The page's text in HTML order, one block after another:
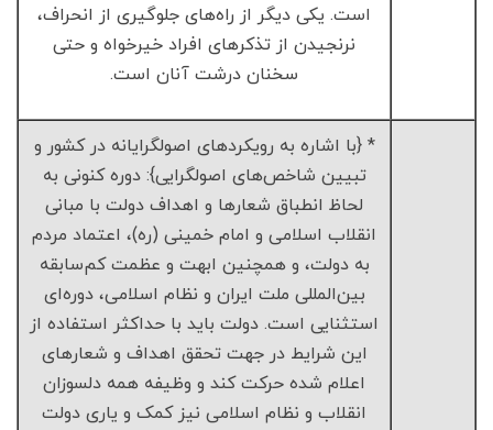
است. یکی دیگر از راه‌های جلوگیری از انحراف،
نرنجیدن از تذکرهای افراد خیرخواه و حتی
سخنان درشت آنان است.
* {با اشاره به رویکردهای اصولگرایانه در کشور و
تبیین شاخص‌های اصولگرایی}: دوره کنونی به
لحاظ انطباق شعارها و اهداف دولت با مبانی
انقلاب اسلامی و امام خمینی (ره)، اعتماد مردم
به دولت، و همچنین ابهت و عظمت کم‌سابقه
بین‌المللی ملت ایران و نظام اسلامی، دوره‌ای
استثنایی است. دولت باید با حداکثر استفاده از
این شرایط در جهت تحقق اهداف و شعارهای
اعلام شده حرکت کند و وظیفه همه دلسوزان
انقلاب و نظام اسلامی نیز کمک و یاری دولت